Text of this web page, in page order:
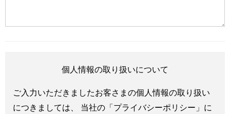
個人情報の取り扱いについて
ご入力いただきましたお客さまの個人情報の取り扱い
につきましては、 当社の「プライバシーポリシー」に